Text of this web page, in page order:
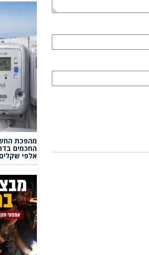
מהפכת
החכמים
אלפי שקלים